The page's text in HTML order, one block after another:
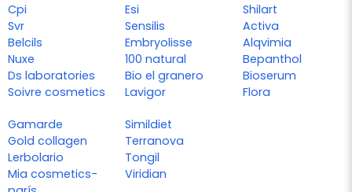
Cpi
Svr
Belcils
Nuxe
Ds laboratories
Soivre cosmetics
Esi
Sensilis
Embryolisse
100 natural
Bio el granero
Lavigor
Shilart
Activa
Alqvimia
Bepanthol
Bioserum
Flora
Gamarde
Gold collagen
Lerbolario
Mia cosmetics-
Simildiet
Terranova
Tongil
Viridian